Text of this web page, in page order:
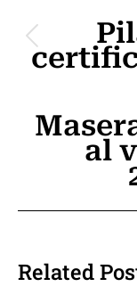
tra
al
Related